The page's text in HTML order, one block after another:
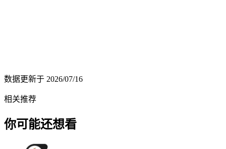
数据更新于 2026/07/16
相关推荐
你可能还想看